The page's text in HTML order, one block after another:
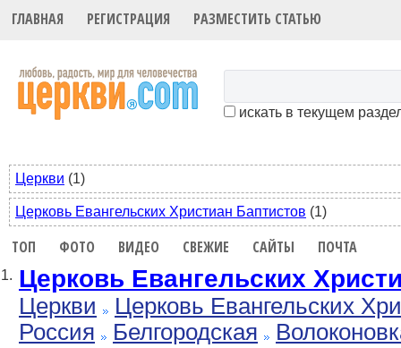
ГЛАВНАЯ РЕГИСТРАЦИЯ РАЗМЕСТИТЬ СТАТЬЮ
искать в текущем
Церкви (1)
Церковь Евангельских Христиан Баптистов (1)
ТОП ФОТО ВИДЕО СВЕЖИЕ САЙТЫ ПОЧТА
1. Церковь Евангельских
Церкви
Церковь Евангельских
Россия
Белгородская